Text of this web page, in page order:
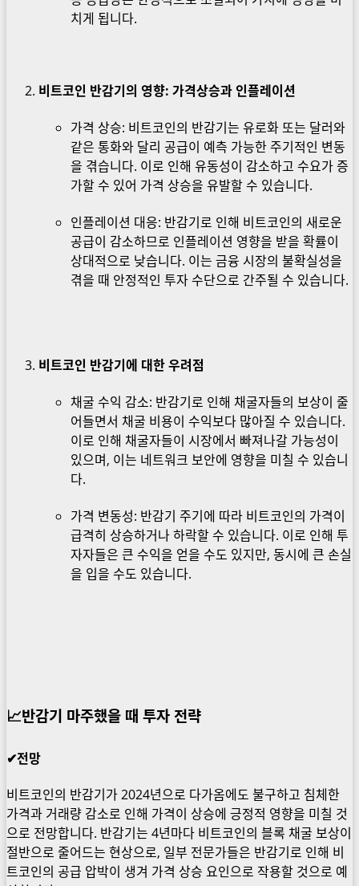
치게 됩니다.
비트코인 반감기의 영향: 가격상승과 인플레이션
가격 상승: 비트코인의 반감기는 유로화 또는 달러와
같은 통화와 달리 공급이 예측 가능한 주기적인 변동
을 겪습니다. 이로 인해 유동성이 감소하고 수요가 증
가할 수 있어 가격 상승을 유발할 수 있습니다.
인플레이션 대응: 반감기로 인해 비트코인의 새로운
공급이 감소하므로 인플레이션 영향을 받을 확률이
상대적으로 낮습니다. 이는 금융 시장의 불확실성을
겪을 때 안정적인 투자 수단으로 간주될 수 있습니다.
비트코인 반감기에 대한 우려점
채굴 수익 감소: 반감기로 인해 채굴자들의 보상이 줄
어들면서 채굴 비용이 수익보다 많아질 수 있습니다.
이로 인해 채굴자들이 시장에서 빠져나갈 가능성이
있으며, 이는 네트워크 보안에 영향을 미칠 수 있습니
다.
가격 변동성: 반감기 주기에 따라 비트코인의 가격이
급격히 상승하거나 하락할 수 있습니다. 이로 인해 투
자자들은 큰 수익을 얻을 수도 있지만, 동시에 큰 손실
을 입을 수도 있습니다.
📈반감기 마주했을 때 투자 전략
✔전망
비트코인의 반감기가 2024년으로 다가옴에도 불구하고 침체한
가격과 거래량 감소로 인해 가격이 상승에 긍정적 영향을 미칠 것
으로 전망합니다. 반감기는 4년마다 비트코인의 블록 채굴 보상이
절반으로 줄어드는 현상으로, 일부 전문가들은 반감기로 인해 비
트코인의 공급 압박이 생겨 가격 상승 요인으로 작용할 것으로 예